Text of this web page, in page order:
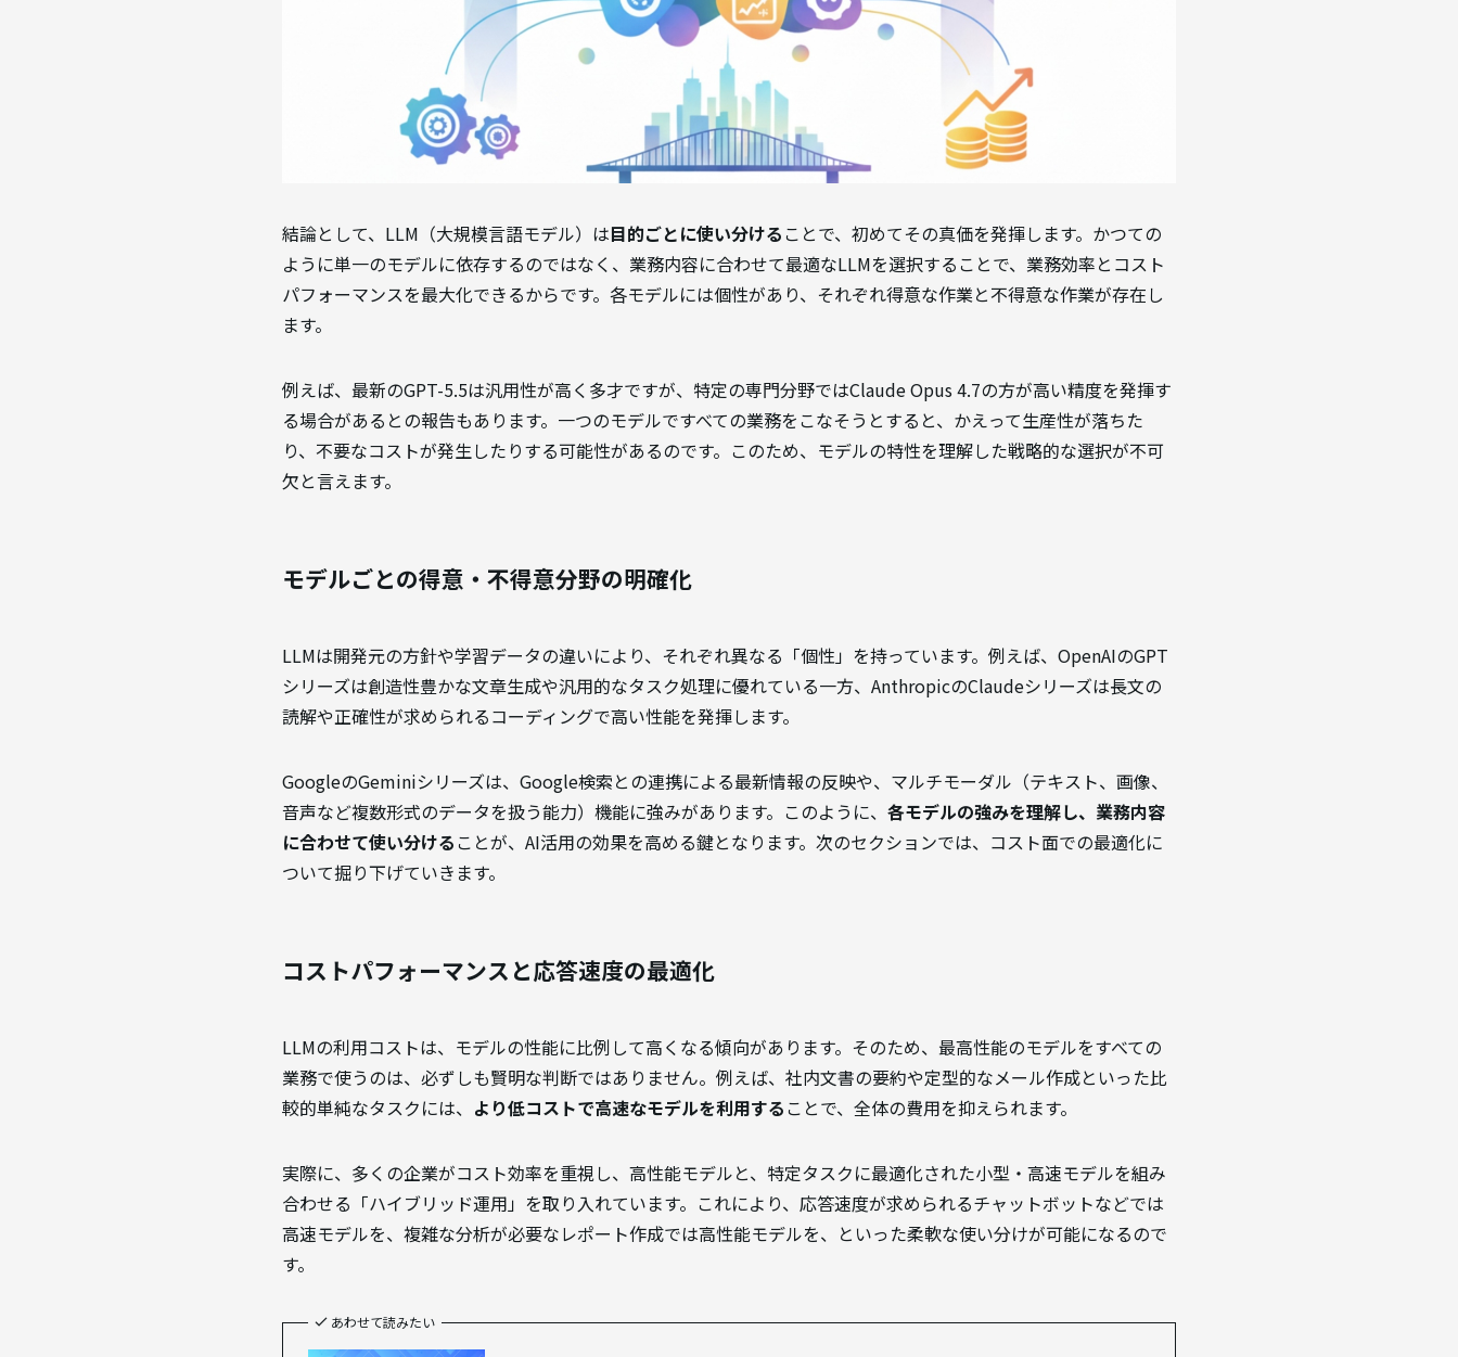
結論として、LLM（大規模言語モデル）は目的ごとに使い分ける ことで、初めてその真価を発揮します。かつての
ように単一のモデルに依存するのではなく、業務内容に合わせて最適なLLMを選択することで、業務効率とコスト
パフォーマンスを最大化できるからです。各モデルには個性があり、それぞれ得意な作業と不得意な作業が存在し
ます。
例えば、最新のGPT-5.5は汎用性が高く多才ですが、特定の専門分野ではClaude Opus 4.7の方が高い精度を発揮す
る場合があるとの報告もあります。一つのモデルですべての業務をこなそうとすると、かえって生産性が落ちた
り、不要なコストが発生したりする可能性があるのです。このため、モデルの特性を理解した戦略的な選択が不可
欠と言えます。
モデルごとの得意・不得意分野の明確化
LLMは開発元の方針や学習データの違いにより、それぞれ異なる「個性」を持っています。例えば、OpenAIのGPT
シリーズは創造性豊かな文章生成や汎用的なタスク処理に優れている一方、AnthropicのClaudeシリーズは長文の
読解や正確性が求められるコーディングで高い性能を発揮します。
GoogleのGeminiシリーズは、Google検索との連携による最新情報の反映や、マルチモーダル（テキスト、画像、
音声など複数形式のデータを扱う能力）機能に強みがあります。このように、 各モデルの強みを理解し、業務内容
に合わせて使い分ける ことが、AI活用の効果を高める鍵となります。次のセクションでは、コスト面での最適化に
ついて掘り下げていきます。
コストパフォーマンスと応答速度の最適化
LLMの利用コストは、モデルの性能に比例して高くなる傾向があります。そのため、最高性能のモデルをすべての
業務で使うのは、必ずしも賢明な判断ではありません。例えば、社内文書の要約や定型的なメール作成といった比
較的単純なタスクには、 より低コストで高速なモデルを利用する ことで、全体の費用を抑えられます。
実際に、多くの企業がコスト効率を重視し、高性能モデルと、特定タスクに最適化された小型・高速モデルを組み
合わせる「ハイブリッド運用」を取り入れています。これにより、応答速度が求められるチャットボットなどでは
高速モデルを、複雑な分析が必要なレポート作成では高性能モデルを、といった柔軟な使い分けが可能になるので
す。
あわせて読みたい